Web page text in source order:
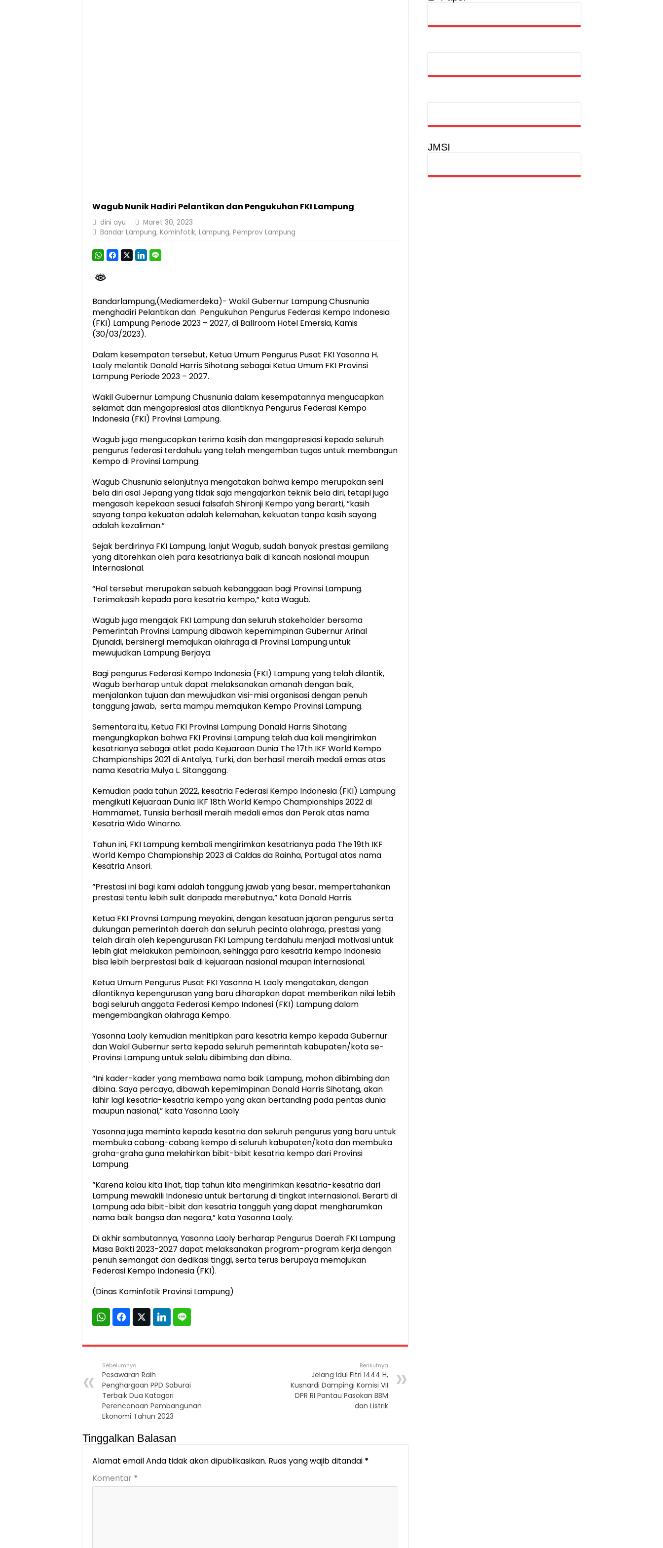
Jasa Raharja dan Korlantas Polri Ajak Masyarakat Akhiri Lawan Arus, Wujudkan Budaya Keselamatan Berlalu Lintas
Wagub Nunik Hadiri Pelantikan dan Pengukuhan FKI Lampung
dini ayu
Maret 30, 2023
Bandar Lampung, Kominfotik, Lampung, Pemprov Lampung
Bandarlampung,(Mediamerdeka)- Wakil Gubernur Lampung Chusnunia
menghadiri Pelantikan dan Pengukuhan Pengurus Federasi Kempo Indonesia
(FKI) Lampung Periode 2023 – 2027, di Ballroom Hotel Emersia, Kamis
(30/03/2023).
Dalam kesempatan tersebut, Ketua Umum Pengurus Pusat FKI Yasonna H.
Laoly melantik Donald Harris Sihotang sebagai Ketua Umum FKI Provinsi
Lampung Periode 2023 – 2027.
Wakil Gubernur Lampung Chusnunia dalam kesempatannya mengucapkan
selamat dan mengapresiasi atas dilantiknya Pengurus Federasi Kempo
Indonesia (FKI) Provinsi Lampung.
Wagub juga mengucapkan terima kasih dan mengapresiasi kepada seluruh
pengurus federasi terdahulu yang telah mengemban tugas untuk membangun
Kempo di Provinsi Lampung.
Wagub Chusnunia selanjutnya mengatakan bahwa kempo merupakan seni
bela diri asal Jepang yang tidak saja mengajarkan teknik bela diri, tetapi juga
mengasah kepekaan sesuai falsafah Shironji Kempo yang berarti, ”kasih
sayang tanpa kekuatan adalah kelemahan, kekuatan tanpa kasih sayang
adalah kezaliman.”
Sejak berdirinya FKI Lampung, lanjut Wagub, sudah banyak prestasi gemilang
yang ditorehkan oleh para kesatrianya baik di kancah nasional maupun
Internasional.
“Hal tersebut merupakan sebuah kebanggaan bagi Provinsi Lampung.
Terimakasih kepada para kesatria kempo,” kata Wagub.
Wagub juga mengajak FKI Lampung dan seluruh stakeholder bersama
Pemerintah Provinsi Lampung dibawah kepemimpinan Gubernur Arinal
Djunaidi, bersinergi memajukan olahraga di Provinsi Lampung untuk
mewujudkan Lampung Berjaya.
Bagi pengurus Federasi Kempo Indonesia (FKI) Lampung yang telah dilantik,
Wagub berharap untuk dapat melaksanakan amanah dengan baik,
menjalankan tujuan dan mewujudkan visi-misi organisasi dengan penuh
tanggung jawab, serta mampu memajukan Kempo Provinsi Lampung.
Sementara itu, Ketua FKI Provinsi Lampung Donald Harris Sihotang
mengungkapkan bahwa FKI Provinsi Lampung telah dua kali mengirimkan
kesatrianya sebagai atlet pada Kejuaraan Dunia The 17th IKF World Kempo
Championships 2021 di Antalya, Turki, dan berhasil meraih medali emas atas
nama Kesatria Mulya L. Sitanggang.
Kemudian pada tahun 2022, kesatria Federasi Kempo Indonesia (FKI) Lampung
mengikuti Kejuaraan Dunia IKF 18th World Kempo Championships 2022 di
Hammamet, Tunisia berhasil meraih medali emas dan Perak atas nama
Kesatria Wido Winarno.
Tahun ini, FKI Lampung kembali mengirimkan kesatrianya pada The 19th IKF
World Kempo Championship 2023 di Caldas da Rainha, Portugal atas nama
Kesatria Ansori.
“Prestasi ini bagi kami adalah tanggung jawab yang besar, mempertahankan
prestasi tentu lebih sulit daripada merebutnya,” kata Donald Harris.
Ketua FKI Provnsi Lampung meyakini, dengan kesatuan jajaran pengurus serta
dukungan pemerintah daerah dan seluruh pecinta olahraga, prestasi yang
telah diraih oleh kepengurusan FKI Lampung terdahulu menjadi motivasi untuk
lebih giat melakukan pembinaan, sehingga para kesatria kempo Indonesia
bisa lebih berprestasi baik di kejuaraan nasional maupan internasional.
Ketua Umum Pengurus Pusat FKI Yasonna H. Laoly mengatakan, dengan
dilantiknya kepengurusan yang baru diharapkan dapat memberikan nilai lebih
bagi seluruh anggota Federasi Kempo Indonesi (FKI) Lampung dalam
mengembangkan olahraga Kempo.
Yasonna Laoly kemudian menitipkan para kesatria kempo kepada Gubernur
dan Wakil Gubernur serta kepada seluruh pemerintah kabupaten/kota se-
Provinsi Lampung untuk selalu dibimbing dan dibina.
“Ini kader-kader yang membawa nama baik Lampung, mohon dibimbing dan
dibina. Saya percaya, dibawah kepemimpinan Donald Harris Sihotang, akan
lahir lagi kesatria-kesatria kempo yang akan bertanding pada pentas dunia
maupun nasional,” kata Yasonna Laoly.
Yasonna juga meminta kepada kesatria dan seluruh pengurus yang baru untuk
membuka cabang-cabang kempo di seluruh kabupaten/kota dan membuka
graha-graha guna melahirkan bibit-bibit kesatria kempo dari Provinsi
Lampung.
“Karena kalau kita lihat, tiap tahun kita mengirimkan kesatria-kesatria dari
Lampung mewakili Indonesia untuk bertarung di tingkat internasional. Berarti di
Lampung ada bibit-bibit dan kesatria tangguh yang dapat mengharumkan
nama baik bangsa dan negara,” kata Yasonna Laoly.
Di akhir sambutannya, Yasonna Laoly berharap Pengurus Daerah FKI Lampung
Masa Bakti 2023-2027 dapat melaksanakan program-program kerja dengan
penuh semangat dan dedikasi tinggi, serta terus berupaya memajukan
Federasi Kempo Indonesia (FKI).
(Dinas Kominfotik Provinsi Lampung)
Sebelumnya
Pesawaran Raih
Penghargaan PPD Saburai
Terbaik Dua Katagori
Perencanaan Pembangunan
Ekonomi Tahun 2023
Berikutnya
Jelang Idul Fitri 1444 H,
Kusnardi Dampingi Komisi VII
DPR RI Pantau Pasokan BBM
dan Listrik
Tinggalkan Balasan
Alamat email Anda tidak akan dipublikasikan. Ruas yang wajib ditandai *
Komentar *
JMSI